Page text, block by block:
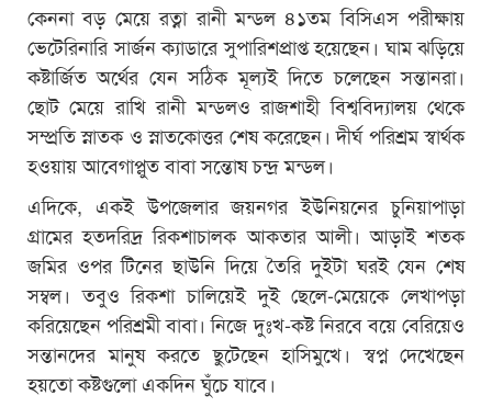
কেননা বড় মেয়ে রত্না রানী মন্ডল ৪১তম বিসিএস পরীক্ষায়
ভেটেরিনারি সার্জন ক্যাডারে সুপারিশপ্রাপ্ত হয়েছেন। ঘাম ঝড়িয়ে
কষ্টার্জিত অর্থের যেন সঠিক মূল্যই দিতে চলেছেন সন্তানরা।
ছোট মেয়ে রাখি রানী মন্ডলও রাজশাহী বিশ্ববিদ্যালয় থেকে
সম্প্রতি স্নাতক ও স্নাতকোত্তর শেষ করেছেন। দীর্ঘ পরিশ্রম স্বার্থক
হওয়ায় আবেগাপ্লুত বাবা সন্তোষ চন্দ্র মন্ডল।
এদিকে, একই উপজেলার জয়নগর ইউনিয়নের চুনিয়াপাড়া
গ্রামের হতদরিদ্র রিকশাচালক আকতার আলী। আড়াই শতক
জমির ওপর টিনের ছাউনি দিয়ে তৈরি দুইটা ঘরই যেন শেষ
সম্বল। তবুও রিকশা চালিয়েই দুই ছেলে-মেয়েকে লেখাপড়া
করিয়েছেন পরিশ্রমী বাবা। নিজে দুঃখ-কষ্ট নিরবে বয়ে বেরিয়েও
সন্তানদের মানুষ করতে ছুটেছেন হাসিমুখে। স্বপ্ন দেখেছেন
হয়তো কষ্টগুলো একদিন ঘুঁচে যাবে।